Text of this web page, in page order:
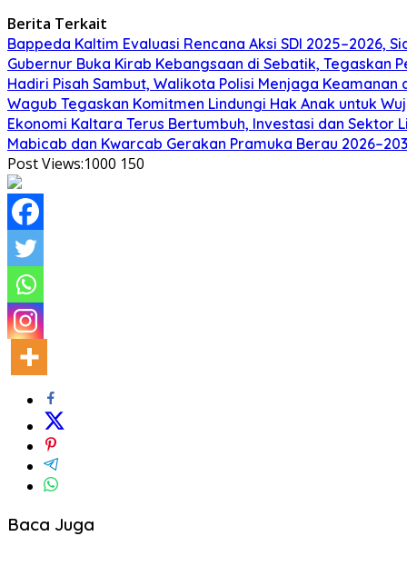
Berita Terkait
Bappeda Kaltim Evaluasi Rencana Aksi SDI 2025–2026,
Gubernur Buka Kirab Kebangsaan di Sebatik, Tegaskan
Hadiri Pisah Sambut, Walikota Polisi Menjaga
Wagub Tegaskan Komitmen Lindungi Hak Anak untuk
Ekonomi Kaltara Terus Bertumbuh, Investasi dan
Mabicab dan Kwarcab Gerakan Pramuka Berau
Post Views:1000 150
Baca Juga